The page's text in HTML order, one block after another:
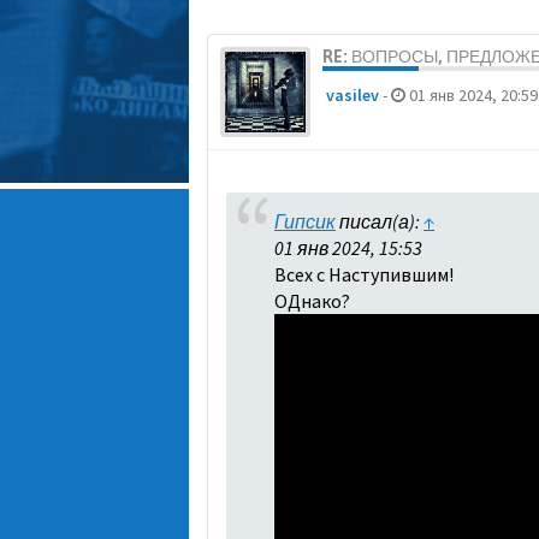
RE: ВОПРОСЫ,
vasilev- 01 янв 2024, 20:59
Гипсикписал(а): ↑
01 янв 2024, 15:53
Всех с Наступившим!
ОДнако?